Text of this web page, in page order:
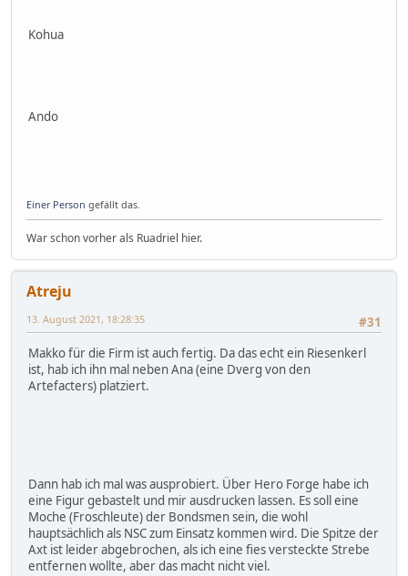
Kohua
Ando
Einer Person gefällt das.
War schon vorher als Ruadriel hier.
Atreju
#31
13. August 2021, 18:28:35
Makko für die Firm ist auch fertig. Da das echt ein Riesenkerl
ist, hab ich ihn mal neben Ana (eine Dverg von den
Artefacters) platziert.
Dann hab ich mal was ausprobiert. Über Hero Forge habe ich
eine Figur gebastelt und mir ausdrucken lassen. Es soll eine
Moche (Froschleute) der Bondsmen sein, die wohl
hauptsächlich als NSC zum Einsatz kommen wird. Die Spitze der
Axt ist leider abgebrochen, als ich eine fies versteckte Strebe
entfernen wollte, aber das macht nicht viel.